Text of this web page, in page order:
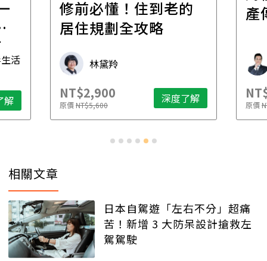
活
解
修前必懂！住到老的
居住規劃全攻略
林黛羚
NT$2,900
原價NT$5,600 深度了解
產
原價
相關文章
日本自駕遊「左右不分」超痛
苦！新增 3 大防呆設計搶救左
駕駕駛